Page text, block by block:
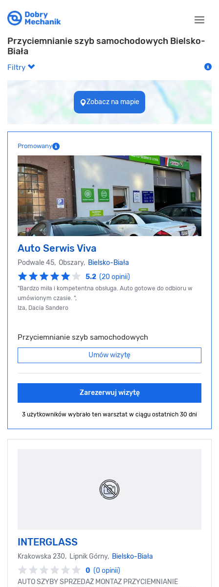
Toggle
Przyciemnianie szyb samochodowych Bielsko-
Biała
Filtry
Zobacz na mapie
Promowany
Auto Serwis Viva
Podwale 45, Obszary, Bielsko-Biała
5.2 (20 opinii)
"Bardzo miła i kompetentna obsługa. Auto gotowe do odbioru w
umówionym czasie. ",
Iza, Dacia Sandero
Przyciemnianie szyb samochodowych
Umów wizytę
Zarezerwuj wizytę
3 użytkowników wybrało ten warsztat w ciągu ostatnich 30 dni
INTERGLASS
Krakowska 230, Lipnik Górny, Bielsko-Biała
0 (0 opinii)
AUTO SZYBY SPRZEDAŻ MONTAZ PRZYCIEMNIANIE